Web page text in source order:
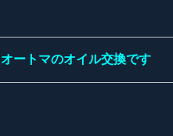
オートマのオイル交換です